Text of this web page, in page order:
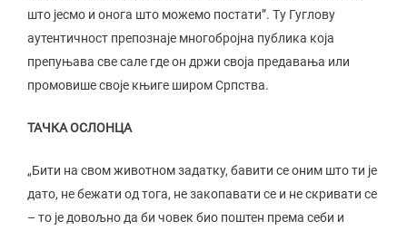
што јесмо и онога што можемо постати”. Ту Гуглову
аутентичност препознаје многобројна публика која
препуњава све сале где он држи своја предавања или
промовише своје књиге широм Српства.
ТАЧКА ОСЛОНЦА
„Бити на свом животном задатку, бавити се оним што ти је
дато, не бежати од тога, не закопавати се и не скривати се
– то је довољно да би човек био поштен према себи и